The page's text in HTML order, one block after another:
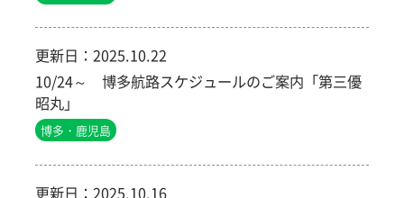
更新日： 2025.10.22
10/24～ 博多航路スケジュールのご案内「第三優
昭丸」
博多・鹿児島
更新日： 2025.10.16